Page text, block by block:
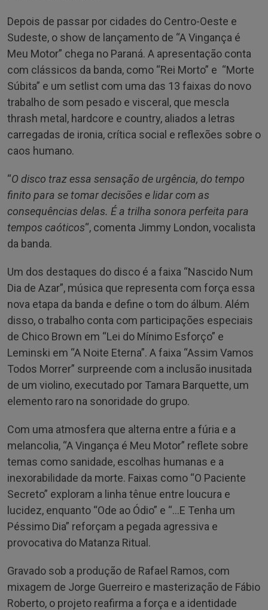
Depois de passar por cidades do Centro-Oeste e
Sudeste, o show de lançamento de “A Vingança é
Meu Motor” chega no Paraná. A apresentação conta
com clássicos da banda, como “Rei Morto” e “Morte
Súbita” e um setlist com uma das 13 faixas do novo
trabalho de som pesado e visceral, que mescla
thrash metal, hardcore e country, aliados a letras
carregadas de ironia, crítica social e reflexões sobre o
caos humano.
“O disco traz essa sensação de urgência, do tempo
finito para se tomar decisões e lidar com as
consequências delas. É a trilha sonora perfeita para
tempos caóticos“, comenta Jimmy London, vocalista
da banda.
Um dos destaques do disco é a faixa “Nascido Num
Dia de Azar”, música que representa com força essa
nova etapa da banda e define o tom do álbum. Além
disso, o trabalho conta com participações especiais
de Chico Brown em “Lei do Mínimo Esforço” e
Leminski em “A Noite Eterna”. A faixa “Assim Vamos
Todos Morrer” surpreende com a inclusão inusitada
de um violino, executado por Tamara Barquette, um
elemento raro na sonoridade do grupo.
Com uma atmosfera que alterna entre a fúria e a
melancolia, “A Vingança é Meu Motor” reflete sobre
temas como sanidade, escolhas humanas e a
inexorabilidade da morte. Faixas como “O Paciente
Secreto” exploram a linha tênue entre loucura e
lucidez, enquanto “Ode ao Ódio” e “…E Tenha um
Péssimo Dia” reforçam a pegada agressiva e
provocativa do Matanza Ritual.
Gravado sob a produção de Rafael Ramos, com
mixagem de Jorge Guerreiro e masterização de Fábio
Roberto, o projeto reafirma a força e a identidade